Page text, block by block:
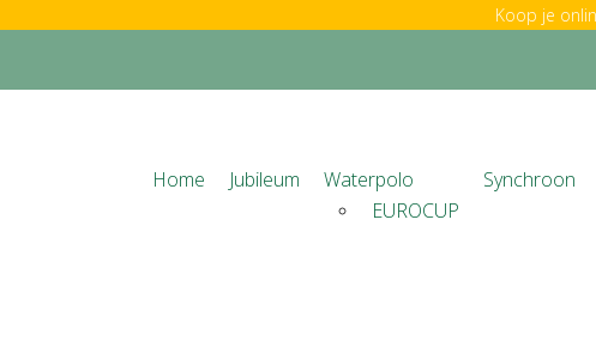
Koop je
Home Jubileum
Waterpolo
EUROCUP
Synchroon